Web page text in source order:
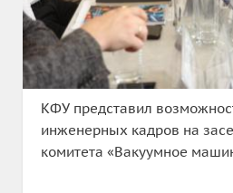
КФУ представил
инженерных кадров на
комитета «Вакуумное